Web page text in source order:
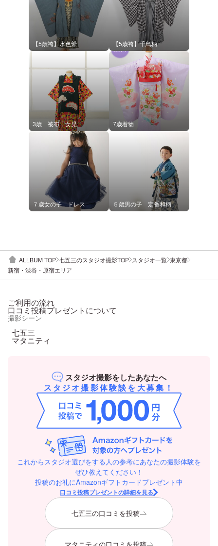
【5歳袴】水色鷲 【5歳袴】千鳥柄
3歳 被布 女児 7歳着物
７歳女の子 ドレス ５歳男の子 定番和柄
ALLBUM TOP 七五三のスタジオ撮影TOP スタジオ一覧 東京都
新宿・渋谷・原宿エリア
ご利用の流れ
口コミ投稿プレゼントについて
撮影シーン
七五三
マタニティ
スタジオ撮影をしたあなたへ
スタジオ撮影体験談を大募集！
これからスタジオ選びをする人の参考にあなたの撮影体験を
ぜひ教えてください！
投稿のお礼にAmazonギフトカードプレゼント中
口コミ投稿プレゼントの詳細を見る
七五三の口コミを投稿
マタニティの口コミを投稿